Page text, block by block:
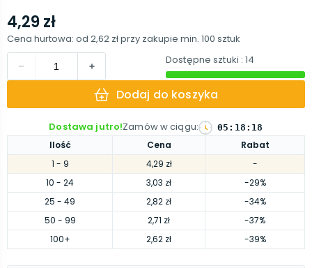
Ilość Cena
Rabat
1 - 9 4,29 zł
-
10 - 24 3,03 zł
-29%
25 - 49 2,82 zł
-34%
50 - 99 2,71 zł
-37%
100+ 2,62 zł -39%
4,29 zł
Cena hurtowa: od 2,62 złprzy zakupie min. 100 sztuk
Dostępne sztuki : 14
Dodaj do koszyka
Dostawa jutro!Zamów w ciągu: 05 : 18 : 17